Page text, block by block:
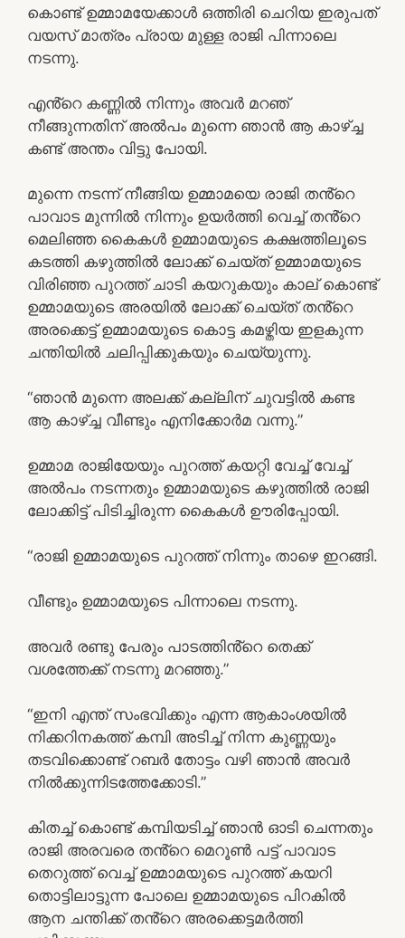
കൊണ്ട് ഉമ്മാമയേക്കാൾ ഒത്തിരി ചെറിയ ഇരുപത്
വയസ് മാത്രം പ്രായ മുള്ള രാജി പിന്നാലെ
നടന്നു.
എൻ്റെ കണ്ണിൽ നിന്നും അവർ മറഞ്
നീങ്ങുന്നതിന് അൽപം മുന്നെ ഞാൻ ആ കാഴ്ച്ച
കണ്ട് അന്തം വിട്ടു പോയി.
മുന്നെ നടന്ന് നീങ്ങിയ ഉമ്മാമയെ രാജി തൻ്റെ
പാവാട മുന്നിൽ നിന്നും ഉയർത്തി വെച്ച് തൻ്റെ
മെലിഞ്ഞ കൈകൾ ഉമ്മാമയുടെ കക്ഷത്തിലൂടെ
കടത്തി കഴുത്തിൽ ലോക്ക് ചെയ്ത് ഉമ്മാമയുടെ
വിരിഞ്ഞ പുറത്ത് ചാടി കയറുകയും കാല് കൊണ്ട്
ഉമ്മാമയുടെ അരയിൽ ലോക്ക് ചെയ്ത് തൻ്റെ
അരക്കെട്ട് ഉമ്മാമയുടെ കൊട്ട കമഴ്തിയ ഇളകുന്ന
ചന്തിയിൽ ചലിപ്പിക്കുകയും ചെയ്യുന്നു.
“ഞാൻ മുന്നെ അലക്ക് കല്ലിന് ചുവട്ടിൽ കണ്ട
ആ കാഴ്ച്ച വീണ്ടും എനിക്കോർമ വന്നു.”
ഉമ്മാമ രാജിയേയും പുറത്ത് കയറ്റി വേച്ച് വേച്ച്
അൽപം നടന്നതും ഉമ്മാമയുടെ കഴുത്തിൽ രാജി
ലോക്കിട്ട് പിടിച്ചിരുന്ന കൈകൾ ഊരിപ്പോയി.
“രാജി ഉമ്മാമയുടെ പുറത്ത് നിന്നും താഴെ ഇറങ്ങി.
വീണ്ടും ഉമ്മാമയുടെ പിന്നാലെ നടന്നു.
അവർ രണ്ടു പേരും പാടത്തിൻ്റെ തെക്ക്
വശത്തേക്ക് നടന്നു മറഞ്ഞു.”
“ഇനി എന്ത് സംഭവിക്കും എന്ന ആകാംശയിൽ
നിക്കറിനകത്ത് കമ്പി അടിച്ച് നിന്ന കുണ്ണയും
തടവിക്കൊണ്ട് റബർ തോട്ടം വഴി ഞാൻ അവർ
നിൽക്കുന്നിടത്തേക്കോടി.”
കിതച്ച് കൊണ്ട് കമ്പിയടിച്ച് ഞാൻ ഓടി ചെന്നതും
രാജി അരവരെ തൻ്റെ മെറൂൺ പട്ട് പാവാട
തെറുത്ത് വെച്ച് ഉമ്മാമയുടെ പുറത്ത് കയറി
തൊട്ടിലാട്ടുന്ന പോലെ ഉമ്മാമയുടെ പിറകിൽ
ആന ചന്തിക്ക് തൻ്റെ അരക്കെട്ടമർത്തി